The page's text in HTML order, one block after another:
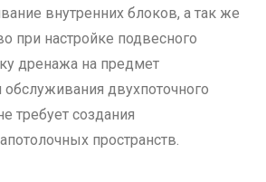
внутренних блоков, а так же
при настройке подвесного
дренажа на предмет
обслуживания двухпоточного
требует создания
пространств.